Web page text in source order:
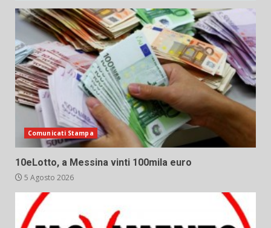
Comunicati Stampa
10eLotto, a Messina vinti 100mila euro
5 Agosto 2026